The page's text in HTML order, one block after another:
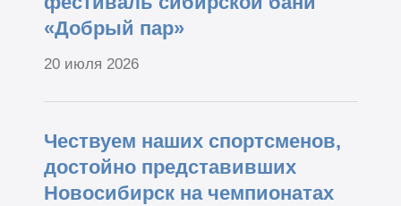
«Добрый пар»
20 июля 2026
Чествуем наших спортсменов,
достойно представивших
Новосибирск на чемпионатах